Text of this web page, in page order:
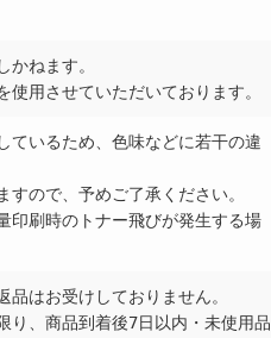
ねます。
用させていただいております。
ているため、色味などに若干の違
ので、予めご了承ください。
印刷時のトナー飛びが発生する場
はお受けしておりません。
り、商品到着後7日以内・未使用品